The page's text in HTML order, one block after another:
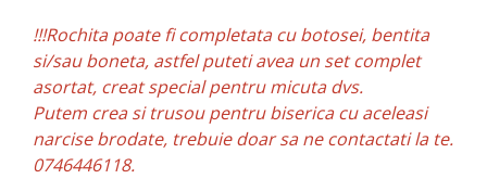
!!!Rochita poate fi completata cu botosei, bentita
si/sau boneta, astfel puteti avea un set complet
asortat, creat special pentru micuta dvs.
Putem crea si trusou pentru biserica cu aceleasi
narcise brodate, trebuie doar sa ne contactati la te.
0746446118.